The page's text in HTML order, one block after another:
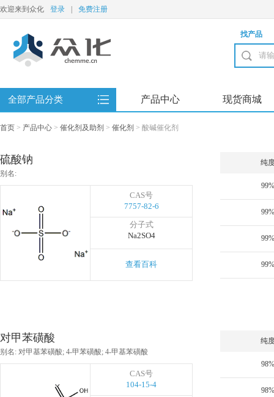
欢迎来到众化 登录 免费注册
找产品
全部产品分类 产品中心 现货商城
首页 > 产品中心 > 催化剂及助剂 > 催化剂 > 酸碱催化剂
硫酸钠
别名:
CAS号
7757-82-6
分子式
Na2SO4
查看百科
纯
99%
99%
99%
99%
对甲苯磺酸
别名: 对甲基苯磺酸; 4-甲苯磺酸; 4-甲基苯磺酸
CAS号
104-15-4
纯
98%
98%